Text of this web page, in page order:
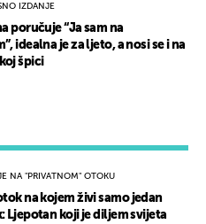
NA "PRIVATNOM" OTOKU
na kojem živi samo jedan
Ljepotan koji je diljem svijeta
IZDANJE
poručuje “Ja sam na
idealna je za ljeto, a nosi se i na
špici